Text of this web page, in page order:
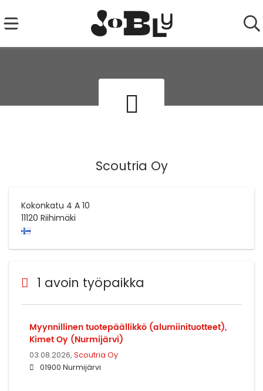
Scoutria Oy
Kokonkatu 4 A 10
11120 Riihimäki
1 avoin työpaikka
Myynnillinen tuotepäällikkö (alumiinituotteet),
Kimet Oy (Nurmijärvi)
03.08.2026, Scoutria Oy
01900 Nurmijärvi